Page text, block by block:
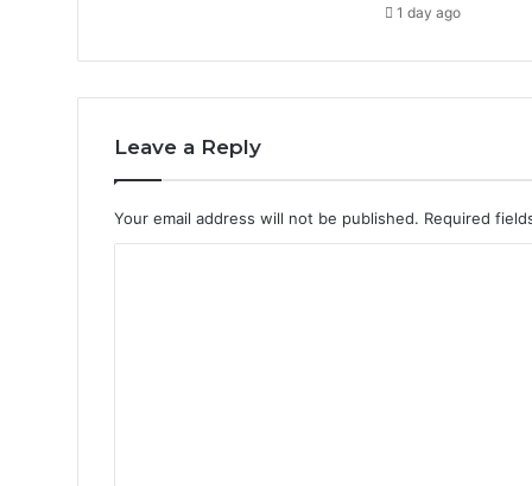
1 day ago
Leave a Reply
Your email address will not be published. Required